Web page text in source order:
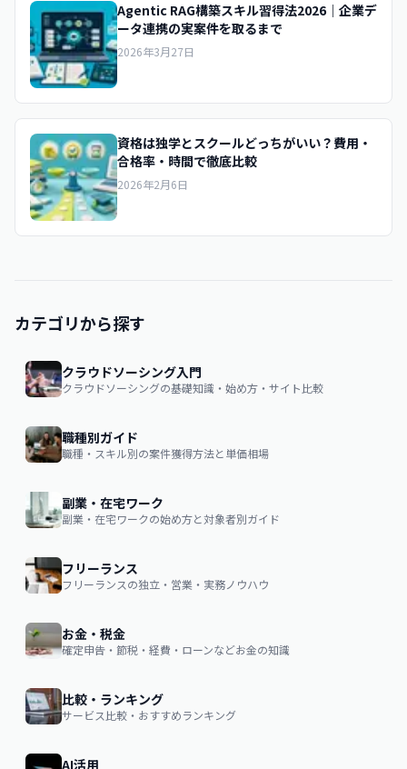
Agentic RAG構築スキル習得法2026｜企業デ
ータ連携の実案件を取るまで
2026年3月27日
資格は独学とスクールどっちがいい？費用・
合格率・時間で徹底比較
2026年2月6日
カテゴリから探す
クラウドソーシング入門
クラウドソーシングの基礎知識・始め方・サイト比較
職種別ガイド
職種・スキル別の案件獲得方法と単価相場
副業・在宅ワーク
副業・在宅ワークの始め方と対象者別ガイド
フリーランス
フリーランスの独立・営業・実務ノウハウ
お金・税金
確定申告・節税・経費・ローンなどお金の知識
比較・ランキング
サービス比較・おすすめランキング
AI活用